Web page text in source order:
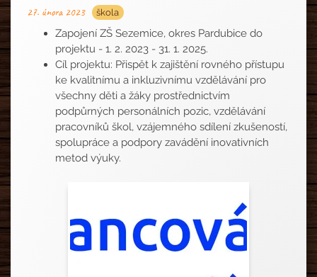
27. února 2023 škola
Zapojení ZŠ Sezemice, okres Pardubice do
projektu - 1. 2. 2023 - 31. 1. 2025.
Cíl projektu: Přispět k zajištění rovného přístupu
ke kvalitnímu a inkluzivnímu vzdělávání pro
všechny děti a žáky prostřednictvím
podpůrných personálních pozic, vzdělávání
pracovníků škol, vzájemného sdílení zkušeností,
spolupráce a podpory zavádění inovativních
metod výuky.